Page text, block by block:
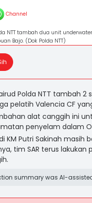
Channel
NTT tambah dua unit
Bajo. (Dok Polda NTT)
Polda NTT tambah
pelatih Valencia CF
alat canggih ini
penyelam dalam
KM Putri Sakinah
tim SAR terus
summary was AI-